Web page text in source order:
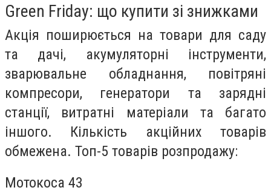
Green Friday: що купити зі знижками
Акція поширюється на товари для саду
та дачі, акумуляторні інструменти,
зварювальне обладнання, повітряні
компресори, генератори та зарядні
станції, витратні матеріали та багато
іншого. Кількість акційних товарів
обмежена. Топ-5 товарів розпродажу:
Мотокоса 43